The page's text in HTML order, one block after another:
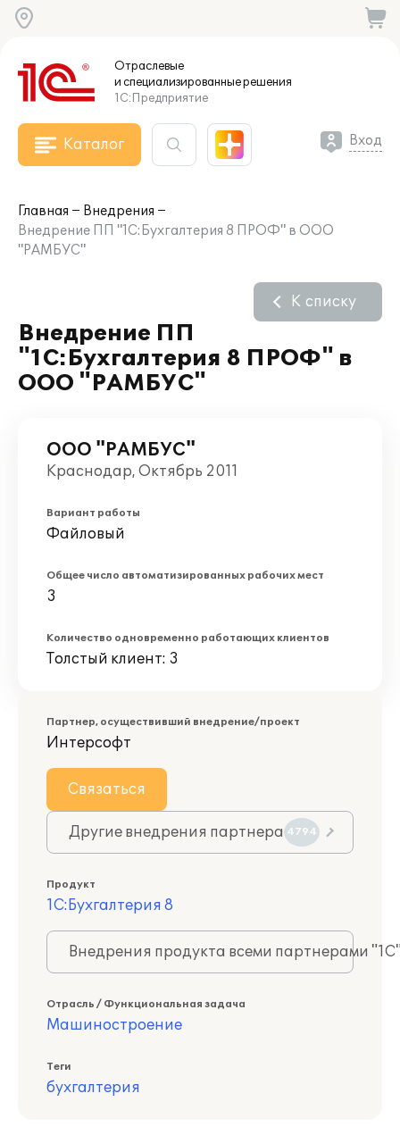
Отраслевые
и специализированныерешения
1С:Предприятие
Каталог Вход
Главная
Внедрения
Внедрение ПП "1С:Бухгалтерия 8 ПРОФ" в ООО
"РАМБУС"
Внедрение ПП
"1С:Бухгалтерия 8 ПРОФ" в
ООО "РАМБУС"
К списку
ООО "РАМБУС"
Краснодар, Октябрь 2011
Вариант работы
Файловый
Общее число автоматизированных рабочих мест
3
Количество одновременно работающих клиентов
Толстый клиент: 3
Партнер, осуществивший внедрение/проект
Интерсофт
Связаться
Другие внедрения партнера 4794
Продукт
1С:Бухгалтерия 8
Внедрения продукта всеми партнерами
Отрасль / Функциональная задача
Машиностроение
Теги
бухгалтерия